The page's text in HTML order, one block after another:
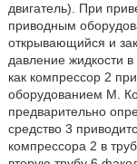
двигатель). При
приводным
открывающийся и
давление жидкости
как компрессор 2
оборудованием М.
предварительно
средство 3
компрессора 2 в